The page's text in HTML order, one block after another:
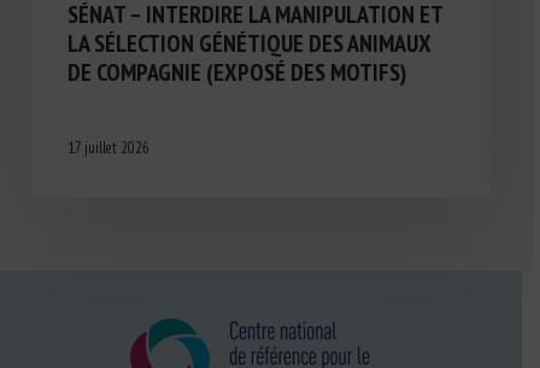
SÉNAT – INTERDIRE LA MANIPULATION ET
LA SÉLECTION GÉNÉTIQUE DES ANIMAUX
DE COMPAGNIE (EXPOSÉ DES MOTIFS)
17 juillet 2026